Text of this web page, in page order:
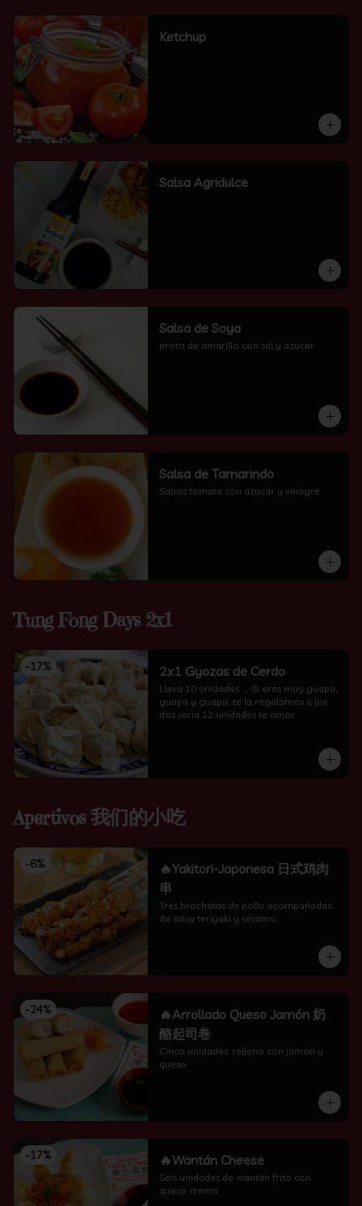
Ketchup
Salsa Agridulce
Salsa de Soya
proto de amarillo con sal y azucar
Salsa de Tamarindo
Salsas tomate con azucar y vinagre
Tung Fong Days 2x1
-17% 2x1 Gyozas de Cerdo
Lleva 10 unidades ，Si eres muy guapa,
guapa y guapa, te la regalamos a los
dos seria 12 unidades te amor
Apertivos 我们的小吃
-6%
🔥Yakitori-Japonesa 日式鸡肉
串
Tres brochetas de pollo acompañadas
de salsa teriyaki y sésamo.
-24%
🔥Arrollado Queso Jamón 奶
酪起司卷
Cinco unidades. relleno con jamon y
queso
-17% 🔥Wantán Cheese
Seis unidades de wantan frito con
queso crema